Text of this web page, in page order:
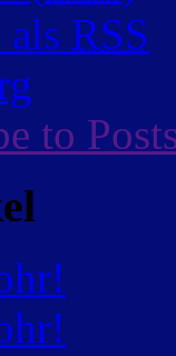
RSS
to